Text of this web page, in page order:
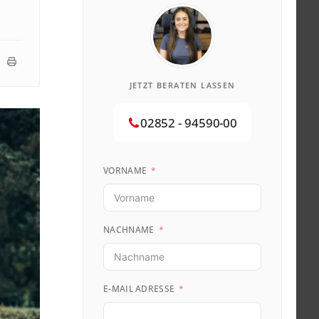
JETZT BERATEN LASSEN
02852 - 94590-00
VORNAME
NACHNAME
E-MAIL ADRESSE